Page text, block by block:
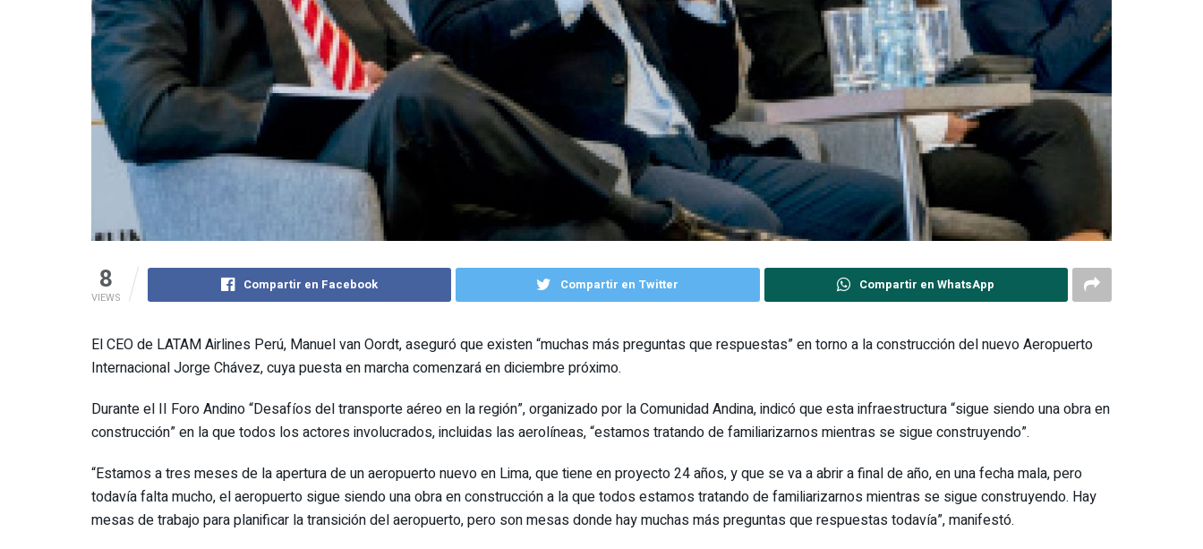
8
VIEWS
Compartir en Facebook Compartir en Twitter Compartir en WhatsApp
El CEO de LATAM Airlines Perú, Manuel van Oordt, aseguró que existen “muchas más preguntas que respuestas” en torno a la construcción del nuevo Aeropuerto
Internacional Jorge Chávez, cuya puesta en marcha comenzará en diciembre próximo.
Durante el II Foro Andino “Desafíos del transporte aéreo en la región”, organizado por la Comunidad Andina, indicó que esta infraestructura “sigue siendo una obra en
construcción” en la que todos los actores involucrados, incluidas las aerolíneas, “estamos tratando de familiarizarnos mientras se sigue construyendo”.
“Estamos a tres meses de la apertura de un aeropuerto nuevo en Lima, que tiene en proyecto 24 años, y que se va a abrir a final de año, en una fecha mala, pero
todavía falta mucho, el aeropuerto sigue siendo una obra en construcción a la que todos estamos tratando de familiarizarnos mientras se sigue construyendo. Hay
mesas de trabajo para planificar la transición del aeropuerto, pero son mesas donde hay muchas más preguntas que respuestas todavía”, manifestó.